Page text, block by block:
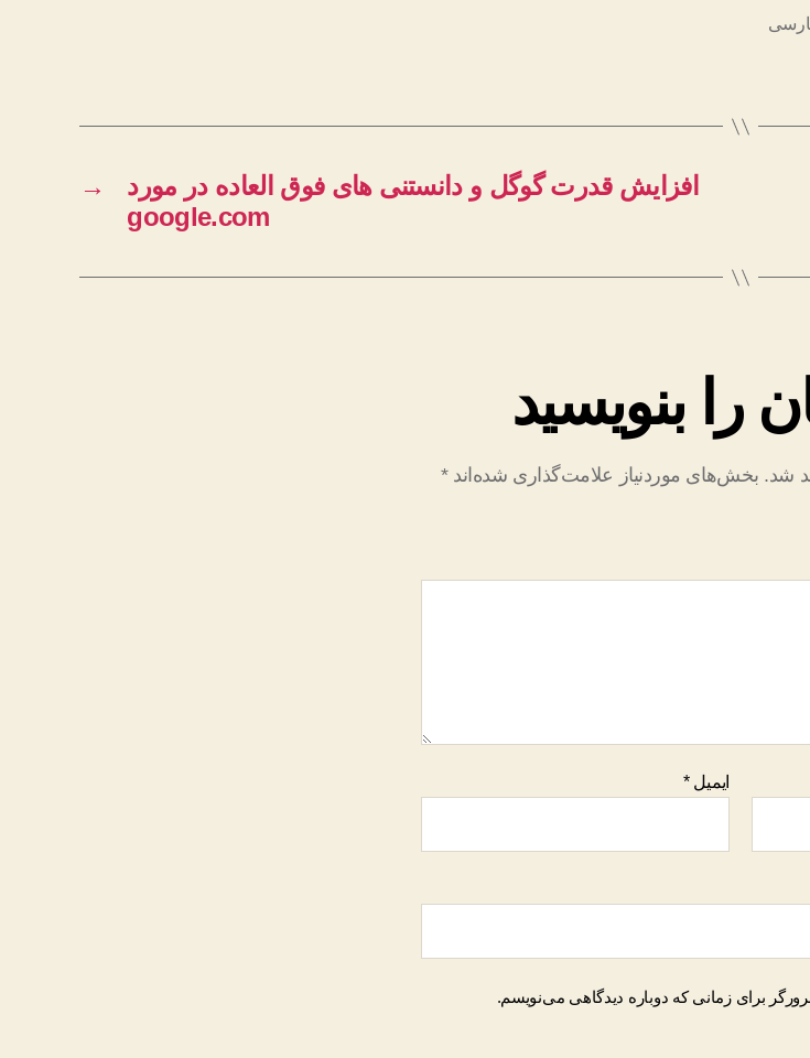
→
افزایش قدرت گوگل و دانستنی های فوق العاده در مورد
google.com
را بنویسید
شد. بخش‌های موردنیاز علامت‌گذاری شده‌اند*
ایمیل*
برای زمانی که دوباره دیدگاهی می‌نویسم.